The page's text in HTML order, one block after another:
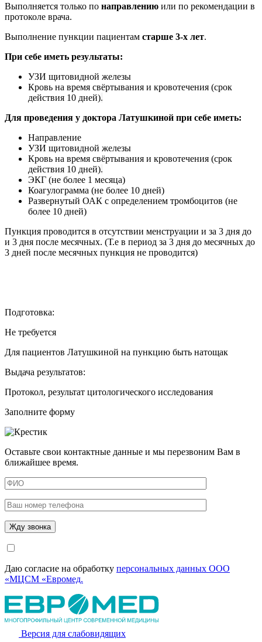
Выполняется только по направлению или по рекомендации в
протоколе врача.
Выполнение пункции пациентам старше 3-х лет.
При себе иметь результаты:
УЗИ щитовидной железы
Кровь на время свёртывания и кровотечения (срок
действия 10 дней).
Для проведения у доктора Латушкиной при себе иметь:
Направление
УЗИ щитовидной железы
Кровь на время свёртывания и кровотечения (срок
действия 10 дней).
ЭКГ (не более 1 месяца)
Коагулограмма (не более 10 дней)
Развернутый ОАК с определением тромбоцитов (не
более 10 дней)
Пункция проводится в отсутствии менструации и за 3 дня до
и 3 дня после месячных. (Т.е в период за 3 дня до месячных до
3 дней после месячных пункция не проводится)
Подготовка:
Не требуется
Для пациентов Латушкиной на пункцию быть натощак
Выдача результатов:
Протокол, результат цитологического исследования
Заполните форму
Оставьте свои контактные данные и мы перезвоним Вам в
ближайшее время.
Даю согласие на обработку персональных данных ООО
«МЦСМ «Евромед.
Версия для слабовидящих